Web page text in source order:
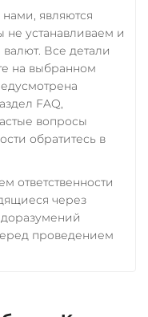
являются
устанавливаем и
Все детали
на выбранном
FAQ,
вопросы
обратитесь в
ответственности
через
проведением